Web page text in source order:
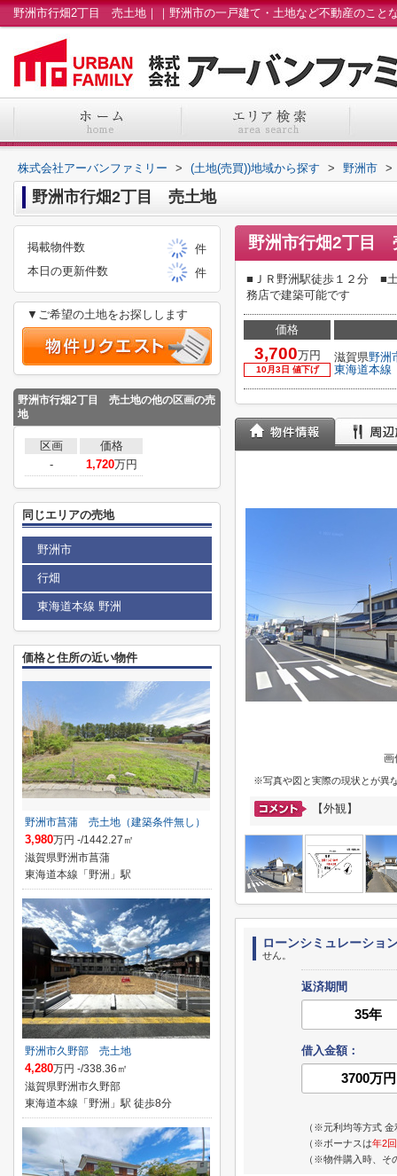
株式会社アーバンファミリー > (土地(売買))地域から探す > 野洲市 >
野洲市行畑2丁目 売土地
野洲市行畑2丁目
■ＪＲ野洲駅徒歩１２分 ■
務店で建築可能です
価格
3,700万円
10月3日 値下げ
滋賀県野洲
東海道本線
画
※写真や図と実際の現状とが異
【外観】
ローンシミュレーショ
せん。
返済期間
借入金額：
（※元利均等方式 金
（※ボーナスは年2回
（※物件購入時、そ
掲載物件数
件
本日の更新件数
件
▼ご希望の土地をお探しします
野洲市行畑2丁目 売土地の他の区画の売
地
区画
価格
-
1,720万円
同じエリアの売地
野洲市
行畑
東海道本線 野洲
価格と住所の近い物件
野洲市菖蒲 売土地（建築条件無し）
3,980万円 -/1442.27㎡
滋賀県野洲市菖蒲
東海道本線「野洲」駅
野洲市久野部 売土地
4,280万円 -/338.36㎡
滋賀県野洲市久野部
東海道本線「野洲」駅 徒歩8分